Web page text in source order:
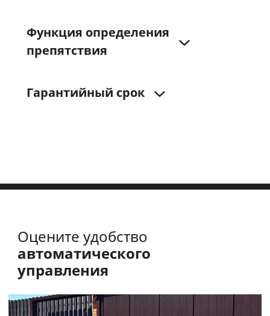
Функция определения
препятствия
Гарантийный срок
Оцените удобство
автоматического
управления